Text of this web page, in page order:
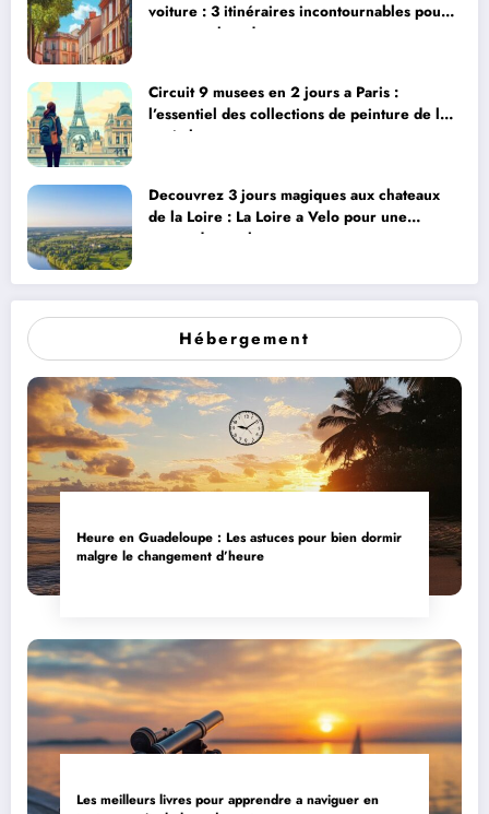
voiture : 3 itinéraires incontournables pour
votre week-end
Circuit 9 musees en 2 jours a Paris :
l’essentiel des collections de peinture de la
capitale
Decouvrez 3 jours magiques aux chateaux
de la Loire : La Loire a Velo pour une
escapade royale
Hébergement
Heure en Guadeloupe : Les astuces pour bien dormir
malgre le changement d’heure
Les meilleurs livres pour apprendre a naviguer en